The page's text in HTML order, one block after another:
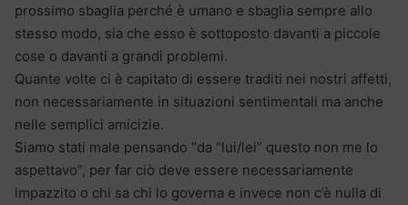
prossimo sbaglia perché è umano e sbaglia sempre allo
stesso modo, sia che esso è sottoposto davanti a piccole
cose o davanti a grandi problemi.
Quante volte ci è capitato di essere traditi nei nostri affetti,
non necessariamente in situazioni sentimentali ma anche
nelle semplici amicizie.
Siamo stati male pensando “da “lui/lei” questo non me lo
aspettavo”, per far ciò deve essere necessariamente
impazzito o chi sa chi lo governa e invece non c’è nulla di